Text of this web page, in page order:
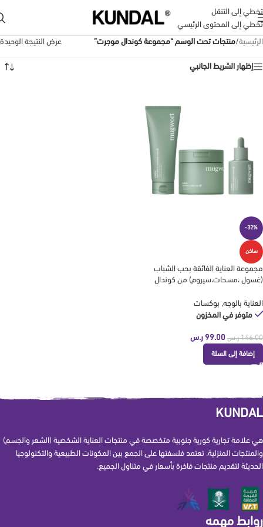
تخطي إلى التنقل
تخطي إلى المحتوى الرئيسي
الرئيسية/منتجات تحت الوسم “مجموعة كوندال موجرت” عرض النتيجة الوحيدة
إظهار الشريط الجانبي
-32%
ساخن
مجموعة العناية الفائقة بحب الشباب
(غسول ،مسحات،سيروم) من كوندال
العناية بالوجه, بوكسات
متوفر في المخزون
146.00 ر.س 99.00 ر.س
إضافة إلى السلة
KUNDAL
هي علامة تجارية كورية جنوبية متخصصة في منتجات العناية الشخصية (الشعر والجسم)
والمنتجات المنزلية. تعتمد فلسفتها على الجمع بين المكونات الطبيعية والتكنولوجيا
الحديثة لتقديم منتجات فاخرة بأسعار في متناول الجميع.
روابط مهمه